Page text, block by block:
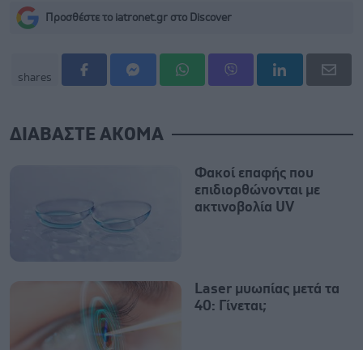
Προσθέστε το iatronet.gr στο Discover
shares
ΔΙΑΒΑΣΤΕ ΑΚΟΜΑ
Φακοί επαφής που
επιδιορθώνονται με
ακτινοβολία UV
Laser μυωπίας μετά τα
40: Γίνεται;